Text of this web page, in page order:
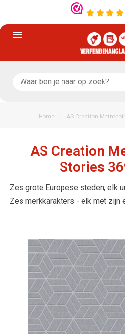
Home AS Creation
AS Creation
Stories
Zes grote Europese steden, elk
Zes merkkarakters - elk met zijn